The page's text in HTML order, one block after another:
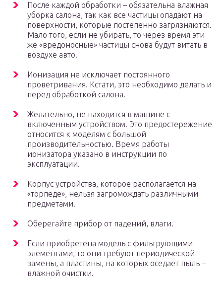
После каждой обработки – обязательна влажная
уборка салона, так как все частицы опадают на
поверхности, которые постепенно загрязняются.
Мало того, если не убирать, то через время эти
же «вредоносные» частицы снова будут витать в
воздухе авто.
Ионизация не исключает постоянного
проветривания. Кстати, это необходимо делать и
перед обработкой салона.
Желательно, не находится в машине с
включенным устройством. Это предостережение
относится к моделям с большой
производительностью. Время работы
ионизатора указано в инструкции по
эксплуатации.
Корпус устройства, которое располагается на
«торпеде», нельзя загромождать различными
предметами.
Оберегайте прибор от падений, влаги.
Если приобретена модель с фильтрующими
элементами, то они требуют периодической
замены, а пластины, на которых оседает пыль –
влажной очистки.